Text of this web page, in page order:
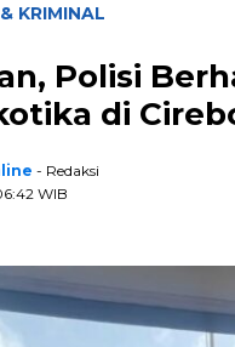
KRIMINAL
Polisi
di
- Redaksi
WIB